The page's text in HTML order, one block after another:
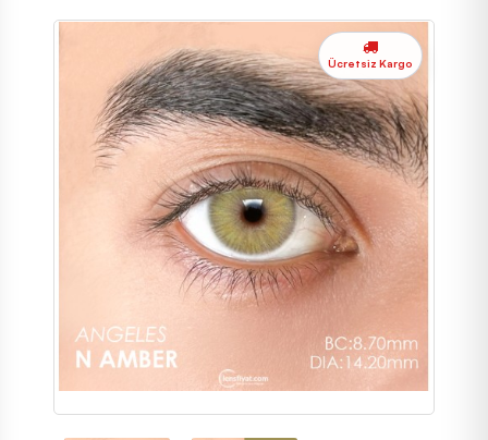
Ücretsiz Kargo